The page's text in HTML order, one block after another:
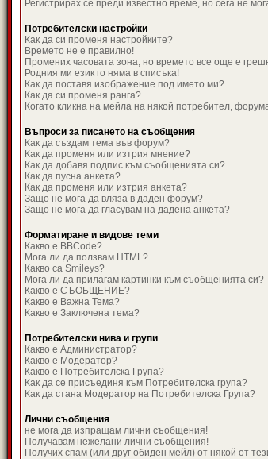
Регистрирах се преди известно време, но сега не
Потребителски настройки
Как да си променя настройките?
Времето не е правилно!
Промених часовата зона, но времето все още е
Родния ми език го няма в списъка!
Как да поставя изображение под името ми?
Как да си променя ранга?
Когато кликна на мейла на някой потребител,
Въпроси за писането на съобщения
Как да създам тема във форум?
Как да променя или изтрия мнение?
Как да добавя подпис към съобщенията си?
Как да пусна анкета?
Как да променя или изтрия анкета?
Защо не мога да вляза в даден форум?
Защо не мога да гласувам на дадена анкета?
Форматиране и видове теми
Какво е BBCode?
Мога ли да ползвам HTML?
Какво са Smileys?
Мога ли да прилагам картинки към съобщенията си?
Какво е СЪОБЩЕНИЕ?
Какво е Важна Тема?
Какво е Заключена тема?
Потребителски нива и групи
Какво е Администратор?
Какво е Модератор?
Какво е Потребителска Група?
Как да се присъединя към Потребителска група?
Как да стана Модератор на Потребителска Група?
Лични съобщения
не мога да изпращам лични съобщения!
Получавам нежелани лични съобщения!
Получих спам (или друг обиден мейл) от някой от